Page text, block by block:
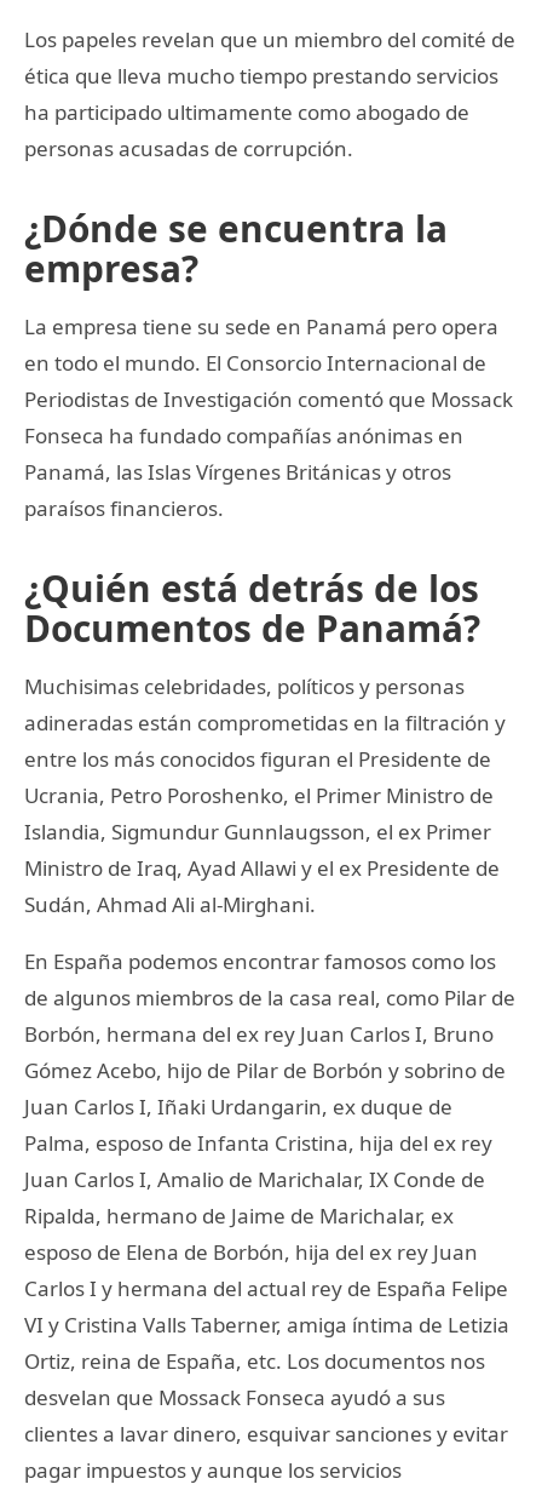
Los papeles revelan que un miembro del comité de
ética que lleva mucho tiempo prestando servicios
ha participado ultimamente como abogado de
personas acusadas de corrupción.
¿Dónde se encuentra la
empresa?
La empresa tiene su sede en Panamá pero opera
en todo el mundo. El Consorcio Internacional de
Periodistas de Investigación comentó que Mossack
Fonseca ha fundado compañías anónimas en
Panamá, las Islas Vírgenes Británicas y otros
paraísos financieros.
¿Quién está detrás de los
Documentos de Panamá?
Muchisimas celebridades, políticos y personas
adineradas están comprometidas en la filtración y
entre los más conocidos figuran el Presidente de
Ucrania, Petro Poroshenko, el Primer Ministro de
Islandia, Sigmundur Gunnlaugsson, el ex Primer
Ministro de Iraq, Ayad Allawi y el ex Presidente de
Sudán, Ahmad Ali al-Mirghani.
En España podemos encontrar famosos como los
de algunos miembros de la casa real, como Pilar de
Borbón, hermana del ex rey Juan Carlos I, Bruno
Gómez Acebo, hijo de Pilar de Borbón y sobrino de
Juan Carlos I, Iñaki Urdangarin, ex duque de
Palma, esposo de Infanta Cristina, hija del ex rey
Juan Carlos I, Amalio de Marichalar, IX Conde de
Ripalda, hermano de Jaime de Marichalar, ex
esposo de Elena de Borbón, hija del ex rey Juan
Carlos I y hermana del actual rey de España Felipe
VI y Cristina Valls Taberner, amiga íntima de Letizia
Ortiz, reina de España, etc. Los documentos nos
desvelan que Mossack Fonseca ayudó a sus
clientes a lavar dinero, esquivar sanciones y evitar
pagar impuestos y aunque los servicios